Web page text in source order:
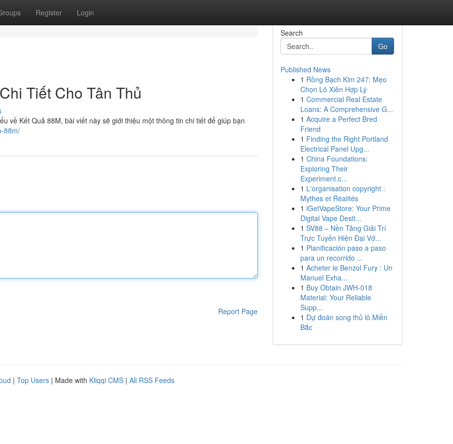
Register Login
Tiết Cho Tân Thủ
về Kết Quả 88M, bài viết này sẽ giới thiệu một thông tin chi tiết để giúp bạn
88m/
Report Page
Search
Go
Published News
1 Rồng Bạch Kim 247: Mẹo
Chọn Lô Xiên Hợp Lý
1 Commercial Real Estate
Loans: A Comprehensive G...
1 Acquire a Perfect Bred
Friend
1 Finding the Right Portland
Electrical Panel Upg...
1 China Foundations:
Exploring Their
Experiment.c...
1 L'organisation copyright :
Mythes et Réalités
1 iGetVapeStore: Your Prime
Digital Vape Desti...
1 SV88 – Nền Tảng Giải Trí
Trực Tuyến Hiện Đại Vớ...
1 Planificación paso a paso
para un recorrido ...
1 Acheter le Benzol Fury : Un
Manuel Exha...
1 Buy Obtain JWH-018
Material: Your Reliable
Supp...
1 Dự đoán song thủ lô Miền
Bắc
| Top Users | Made with Kliqqi CMS | All RSS Feeds